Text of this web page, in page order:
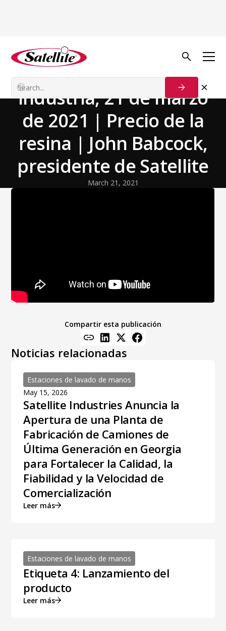
Volver a las noticias
Actualización de la
industria, 21 de marzo
de 2021 | Precio de la
resina | John Babcock,
presidente de Satellite
March 21, 2021
Compartir esta publicación
Noticias relacionadas
Estaciones de lavado de manos
May 15, 2026
Satellite Industries Anuncia la
Apertura de una Planta de
Fabricación de Camiones de
Última Generación en Georgia
para Fortalecer la Calidad, la
Fiabilidad y la Velocidad de
Comercialización
Leer más
Estaciones de lavado de manos
Etiqueta 4: Lanzamiento del
producto
Leer más